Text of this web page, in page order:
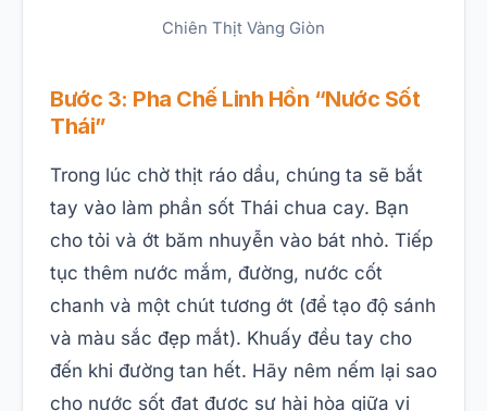
Chiên Thịt Vàng Giòn
Bước 3: Pha Chế Linh Hồn “Nước Sốt
Thái”
Trong lúc chờ thịt ráo dầu, chúng ta sẽ bắt
tay vào làm phần sốt Thái chua cay. Bạn
cho tỏi và ớt băm nhuyễn vào bát nhỏ. Tiếp
tục thêm nước mắm, đường, nước cốt
chanh và một chút tương ớt (để tạo độ sánh
và màu sắc đẹp mắt). Khuấy đều tay cho
đến khi đường tan hết. Hãy nêm nếm lại sao
cho nước sốt đạt được sự hài hòa giữa vị